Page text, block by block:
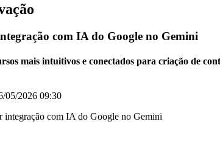
com IA do Google no Gemini
mais intuitivos e conectados para criação de
05/2026 09:30